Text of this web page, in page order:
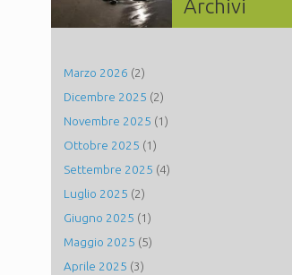
Archivi
Marzo 2026 (2)
Dicembre 2025 (2)
Novembre 2025 (1)
Ottobre 2025 (1)
Settembre 2025 (4)
Luglio 2025 (2)
Giugno 2025 (1)
Maggio 2025 (5)
Aprile 2025 (3)